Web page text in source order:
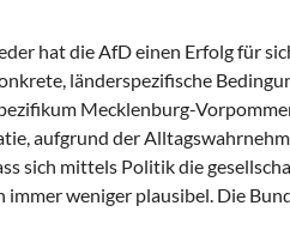
hat die AfD einen Erfolg für
länderspezifische
Mecklenburg-
aufgrund der
sich mittels Politik die
weniger plausibel. Die